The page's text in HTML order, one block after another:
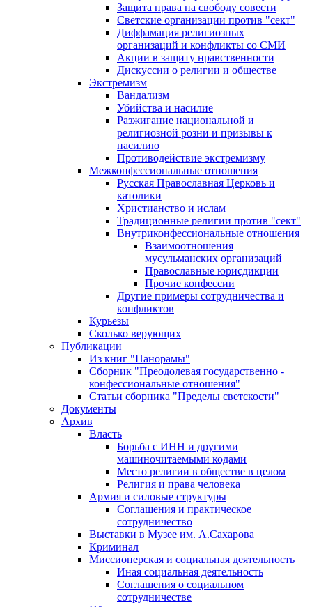
Защита права на свободу совести
Светские организации против "сект"
Диффамация религиозных
организаций и конфликты со СМИ
Акции в защиту нравственности
Дискуссии о религии и обществе
Экстремизм
Вандализм
Убийства и насилие
Разжигание национальной и
религиозной розни и призывы к
насилию
Противодействие экстремизму
Межконфессиональные отношения
Русская Православная Церковь и
католики
Христианство и ислам
Традиционные религии против "сект"
Внутриконфессиональные отношения
Взаимоотношения
мусульманских организаций
Православные юрисдикции
Прочие конфессии
Другие примеры сотрудничества и
конфликтов
Курьезы
Сколько верующих
Публикации
Из книг "Панорамы"
Сборник "Преодолевая государственно -
конфессиональные отношения"
Статьи сборника "Пределы светскости"
Документы
Архив
Власть
Борьба с ИНН и другими
машиночитаемыми кодами
Место религии в обществе в целом
Религия и права человека
Армия и силовые структуры
Соглашения и практическое
сотрудничество
Выставки в Музее им. А.Сахарова
Криминал
Миссионерская и социальная деятельность
Иная социальная деятельность
Соглашения о социальном
сотрудничестве